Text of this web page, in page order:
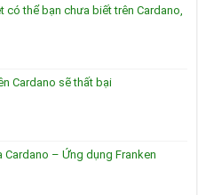
có thể bạn chưa biết trên Cardano,
Cardano sẽ thất bại
– Ứng dụng Franken